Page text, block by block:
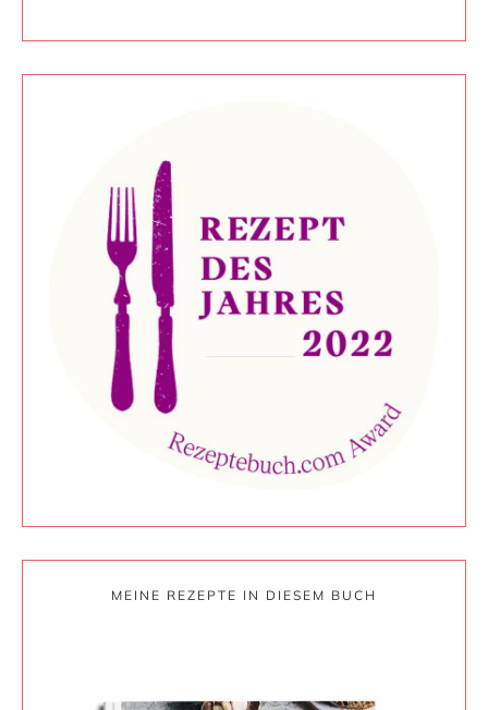
MEINE REZEPTE IN DIESEM BUCH